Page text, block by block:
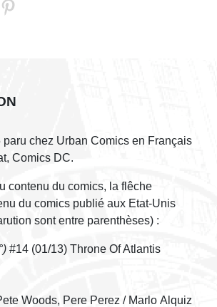
paru chez Urban Comics en Français
Comics DC.
contenu du comics, la flêche
du comics publié aux Etat-Unis
sont entre parenthèses) :
#14 (01/13) Throne Of Atlantis
Woods, Pere Perez / Marlo Alquiz